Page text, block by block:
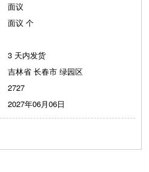
面议
面议 个
3 天内发货
吉林省 长春市 绿园区
2727
2027年06月06日